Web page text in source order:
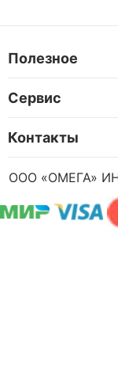
Полезное
Сервис
Контакты
ООО «ОМЕГА»